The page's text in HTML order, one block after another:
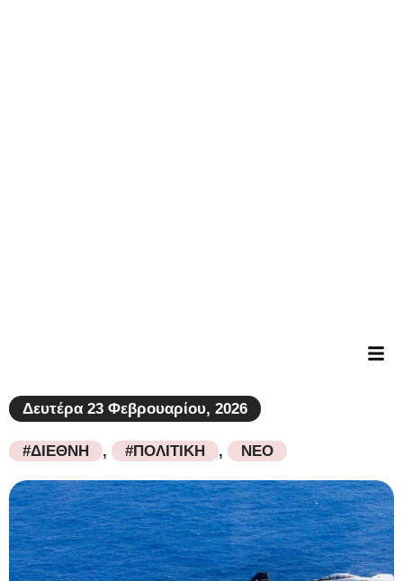
Δευτέρα 23 Φεβρουαρίου, 2026
#ΔΙΕΘΝΗ , #ΠΟΛΙΤΙΚΗ , ΝΕΟ